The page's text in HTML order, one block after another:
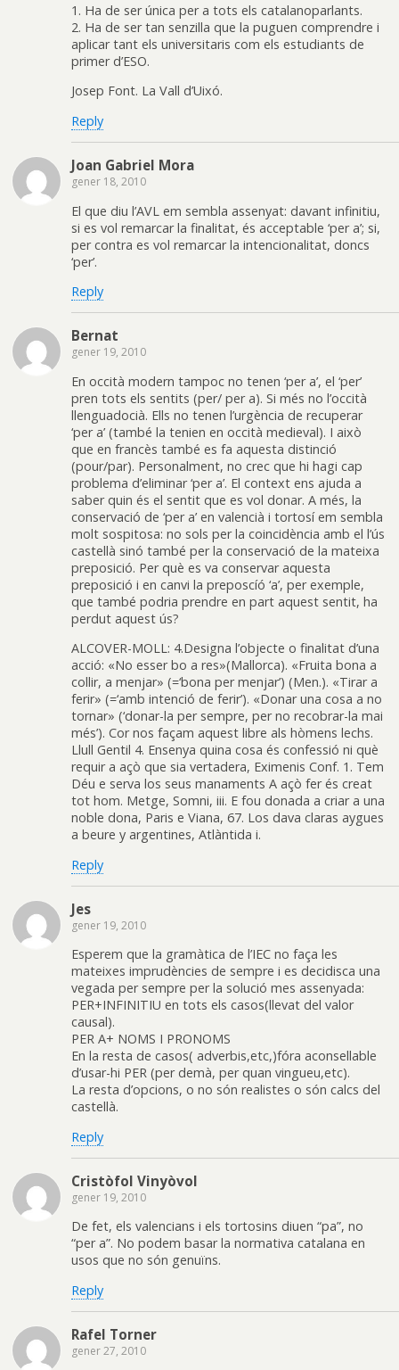
1. Ha de ser única per a tots els catalanoparlants.
2. Ha de ser tan senzilla que la puguen comprendre i
aplicar tant els universitaris com els estudiants de
primer d’ESO.
Josep Font. La Vall d’Uixó.
Reply
Joan Gabriel Mora
gener 18, 2010
El que diu l’AVL em sembla assenyat: davant infinitiu,
si es vol remarcar la finalitat, és acceptable ‘per a’; si,
per contra es vol remarcar la intencionalitat, doncs
‘per’.
Reply
Bernat
gener 19, 2010
En occità modern tampoc no tenen ‘per a’, el ‘per’
pren tots els sentits (per/ per a). Si més no l’occità
llenguadocià. Ells no tenen l’urgència de recuperar
‘per a’ (també la tenien en occità medieval). I això
que en francès també es fa aquesta distinció
(pour/par). Personalment, no crec que hi hagi cap
problema d’eliminar ‘per a’. El context ens ajuda a
saber quin és el sentit que es vol donar. A més, la
conservació de ‘per a’ en valencià i tortosí em sembla
molt sospitosa: no sols per la coincidència amb el l’ús
castellà sinó també per la conservació de la mateixa
preposició. Per què es va conservar aquesta
preposició i en canvi la preposcíó ‘a’, per exemple,
que també podria prendre en part aquest sentit, ha
perdut aquest ús?
ALCOVER-MOLL: 4.Designa l’objecte o finalitat d’una
acció: «No esser bo a res»(Mallorca). «Fruita bona a
collir, a menjar» (=‘bona per menjar’) (Men.). «Tirar a
ferir» (=‘amb intenció de ferir’). «Donar una cosa a no
tornar» (‘donar-la per sempre, per no recobrar-la mai
més’). Cor nos façam aquest libre als hòmens lechs.
Llull Gentil 4. Ensenya quina cosa és confessió ni què
requir a açò que sia vertadera, Eximenis Conf. 1. Tem
Déu e serva los seus manaments A açò fer és creat
tot hom. Metge, Somni, iii. E fou donada a criar a una
noble dona, Paris e Viana, 67. Los dava claras aygues
a beure y argentines, Atlàntida i.
Reply
Jes
gener 19, 2010
Esperem que la gramàtica de l’IEC no faça les
mateixes imprudències de sempre i es decidisca una
vegada per sempre per la solució mes assenyada:
PER+INFINITIU en tots els casos(llevat del valor
causal).
PER A+ NOMS I PRONOMS
En la resta de casos( adverbis,etc,)fóra aconsellable
d’usar-hi PER (per demà, per quan vingueu,etc).
La resta d’opcions, o no són realistes o són calcs del
castellà.
Reply
Cristòfol Vinyòvol
gener 19, 2010
De fet, els valencians i els tortosins diuen “pa”, no
“per a”. No podem basar la normativa catalana en
usos que no són genuïns.
Reply
Rafel Torner
gener 27, 2010